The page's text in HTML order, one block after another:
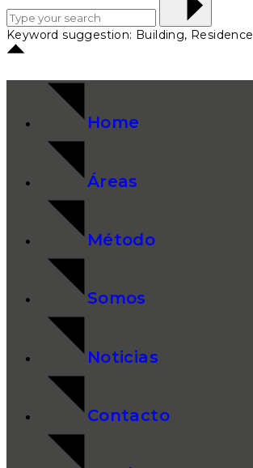
Keyword suggestion: Building, Residence
Home
Áreas
Método
Somos
Noticias
Contacto